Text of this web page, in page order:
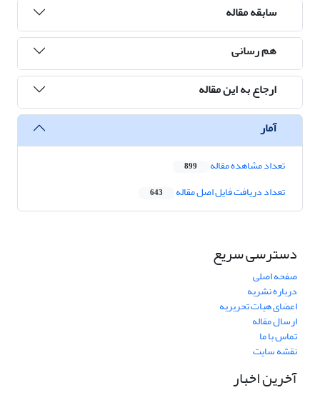
سابقه مقاله
هم رسانی
ارجاع به این مقاله
آمار
تعداد مشاهده مقاله 899
تعداد دریافت فایل اصل مقاله 643
دسترسی سریع
صفحه اصلی
درباره نشریه
اعضای هیات تحریریه
ارسال مقاله
تماس با ما
نقشه سایت
آخرین اخبار